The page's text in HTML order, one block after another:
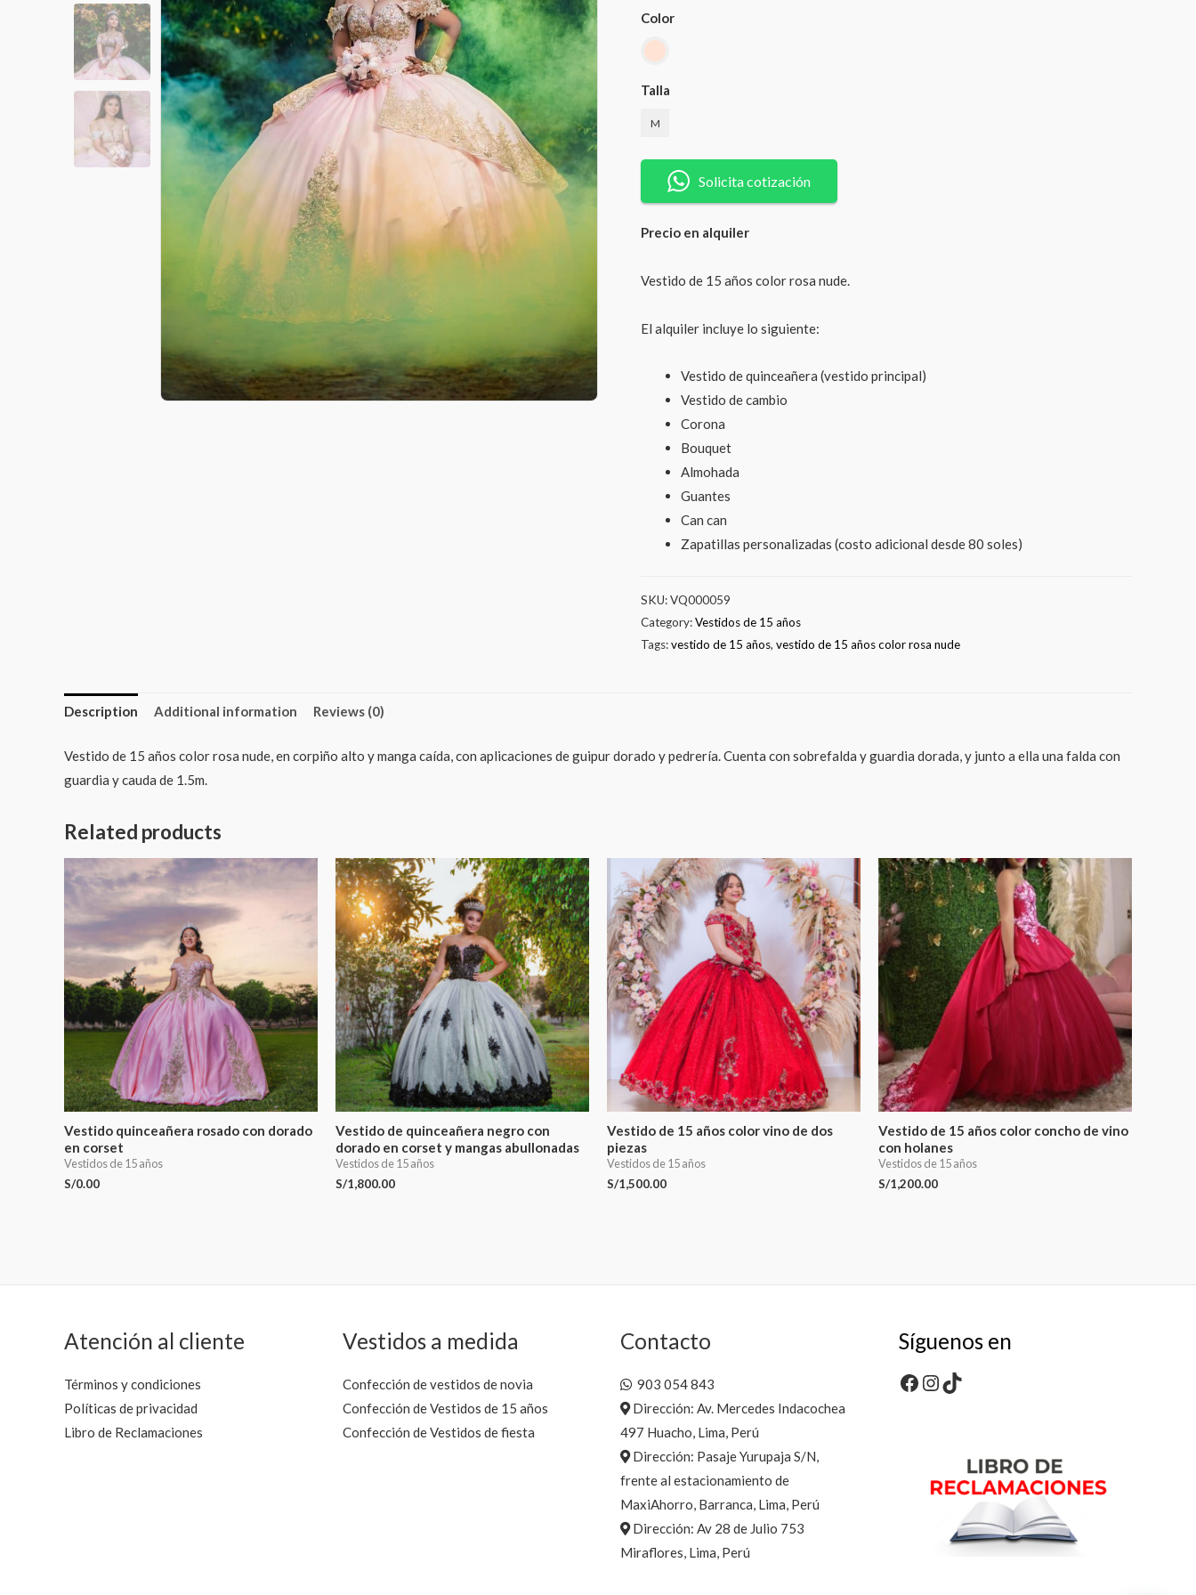
Color
Talla
M
15
años
rosa
con
pedrería
doradas
quantity
Solicita cotización
Precio en alquiler
Vestido de 15 años color rosa nude.
El alquiler incluye lo siguiente:
Vestido de quinceañera (vestido principal)
Vestido de cambio
Corona
Bouquet
Almohada
Guantes
Can can
Zapatillas personalizadas (costo adicional desde 80 soles)
SKU:VQ000059
Category:Vestidos de 15 años
Tags:vestido de 15 años, vestido de 15 años color rosa nude
Description Additional information Reviews (0)
Vestido de 15 años color rosa nude, en corpiño alto y manga caída, con aplicaciones de guipur dorado y pedrería. Cuenta con sobrefalda y guardia dorada, y junto a ella una falda con
guardia y cauda de 1.5m.
Related products
Vestido quinceañera rosado con dorado
en corset
Vestidos de 15 años
S/0.00
Vestido de quinceañera negro con
dorado en corset y mangas abullonadas
Vestidos de 15 años
S/1,800.00
Vestido de 15 años color vino de dos
piezas
Vestidos de 15 años
S/1,500.00
Vestido de 15 años color concho de vino
con holanes
Vestidos de 15 años
S/1,200.00
Atención al cliente
Términos y condiciones
Políticas de privacidad
Libro de Reclamaciones
Vestidos a medida
Confección de vestidos de novia
Confección de Vestidos de 15 años
Confección de Vestidos de fiesta
Contacto
903 054 843
Dirección: Av. Mercedes Indacochea
497 Huacho, Lima, Perú
Dirección: Pasaje Yurupaja S/N,
frente al estacionamiento de
MaxiAhorro, Barranca, Lima, Perú
Dirección: Av 28 de Julio 753
Miraflores, Lima, Perú
Síguenos en
Facebook Instagram TikTok